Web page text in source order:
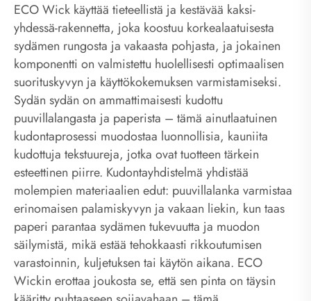
ECO Wick käyttää tieteellistä ja kestävää kaksi-
yhdessä-rakennetta, joka koostuu korkealaatuisesta
sydämen rungosta ja vakaasta pohjasta, ja jokainen
komponentti on valmistettu huolellisesti optimaalisen
suorituskyvyn ja käyttökokemuksen varmistamiseksi.
Sydän sydän on ammattimaisesti kudottu
puuvillalangasta ja paperista – tämä ainutlaatuinen
kudontaprosessi muodostaa luonnollisia, kauniita
kudottuja tekstuureja, jotka ovat tuotteen tärkein
esteettinen piirre. Kudontayhdistelmä yhdistää
molempien materiaalien edut: puuvillalanka varmistaa
erinomaisen palamiskyvyn ja vakaan liekin, kun taas
paperi parantaa sydämen tukevuutta ja muodon
säilymistä, mikä estää tehokkaasti rikkoutumisen
varastoinnin, kuljetuksen tai käytön aikana. ECO
Wickin erottaa joukosta se, että sen pinta on täysin